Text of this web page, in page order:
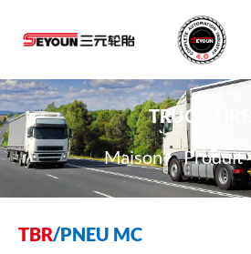
TRUCK TIRES
Maison
Produit
TBR/PNEU MC